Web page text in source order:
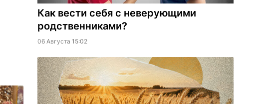
Как вести себя с неверующими
родственниками?
06 Августа 15:02